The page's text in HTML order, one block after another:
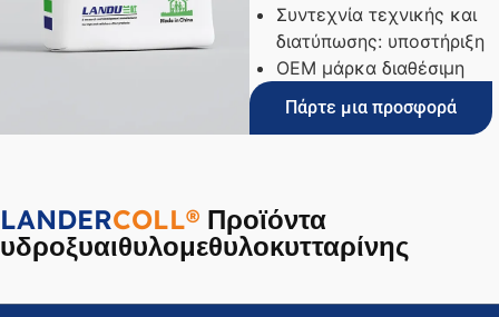
Συντεχνία τεχνικής και
διατύπωσης: υποστήριξη
OEM μάρκα διαθέσιμη
Πάρτε μια προσφορά
LANDERCOLL® Προϊόντα
υδροξυαιθυλομεθυλοκυτταρίνης